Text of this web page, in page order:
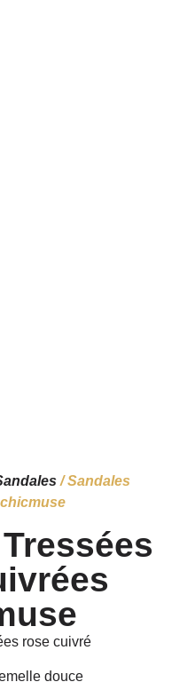
/ Sandales
rose cuivré
douce